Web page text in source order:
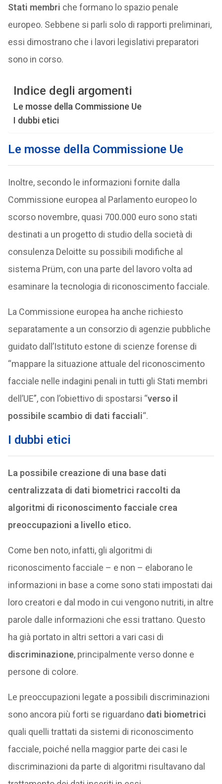
Stati membri che formano lo spazio penale
europeo. Sebbene si parli solo di rapporti preliminari,
essi dimostrano che i lavori legislativi preparatori
sono in corso.
Indice degli argomenti
Le mosse della Commissione Ue
I dubbi etici
Le mosse della Commissione Ue
Inoltre, secondo le informazioni fornite dalla
Commissione europea al Parlamento europeo lo
scorso novembre, quasi 700.000 euro sono stati
destinati a un progetto di studio della società di
consulenza Deloitte su possibili modifiche al
sistema Prüm, con una parte del lavoro volta ad
esaminare la tecnologia di riconoscimento facciale.
La Commissione europea ha anche richiesto
separatamente a un consorzio di agenzie pubbliche
guidato dall’Istituto estone di scienze forense di
“mappare la situazione attuale del riconoscimento
facciale nelle indagini penali in tutti gli Stati membri
dell’UE”, con l’obiettivo di spostarsi “verso il
possibile scambio di dati facciali“.
I dubbi etici
La possibile creazione di una base dati
centralizzata di dati biometrici raccolti da
algoritmi di riconoscimento facciale crea
preoccupazioni a livello etico.
Come ben noto, infatti, gli algoritmi di
riconoscimento facciale – e non – elaborano le
informazioni in base a come sono stati impostati dai
loro creatori e dal modo in cui vengono nutriti, in altre
parole dalle informazioni che essi trattano. Questo
ha già portato in altri settori a vari casi di
discriminazione, principalmente verso donne e
persone di colore.
Le preoccupazioni legate a possibili discriminazioni
sono ancora più forti se riguardano dati biometrici
quali quelli trattati da sistemi di riconoscimento
facciale, poiché nella maggior parte dei casi le
discriminazioni da parte di algoritmi risultavano dal